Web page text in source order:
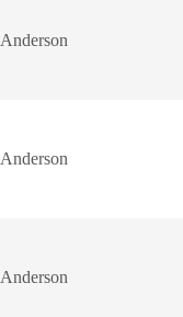
Anderson
Anderson
Anderson